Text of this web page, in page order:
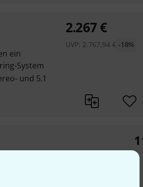
ein
System
und 5.1
2.267€
UVP: 2.767,94 € -18%
8, Convert